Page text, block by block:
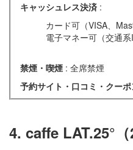
キャッシュレス決済 :
カード可（VISA、
電子マネー可（交通系
禁煙・喫煙 : 全席禁煙
予約サイト・口コミ・クー
4. caffe LAT.25°